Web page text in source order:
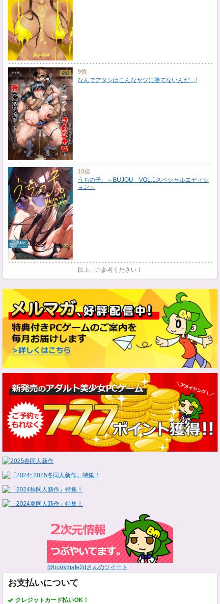
9位
なんでアタシはこんなヤツに勝てないんだ…!
10位
うちの子。～BUJOU VOL.1スペシャルエディシ
ョン～
以上、ご参考ください！
@bookmate2dさんのツイート
お支払いについて
クレジットカード払いOK！